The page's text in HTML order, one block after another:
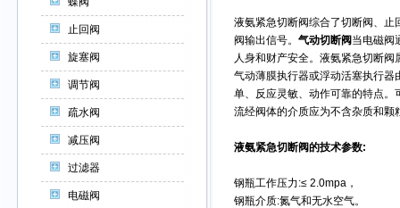
止回阀
旋塞阀
调节阀
疏水阀
减压阀
过滤器
电磁阀
液氨紧急切断阀综合了切断阀、
阀输出信号。 气动切断阀 当电磁阀
人身和财产安全。液氨紧急切断
气动薄膜执行器或浮动活塞执行
单、反应灵敏、动作可靠的特点
流经阀体的介质应为不含杂质和颗
液氨紧急切断阀的技术参数:
钢瓶工作压力:≤ 2.0mpa，
钢瓶介质:氮气和无水空气。